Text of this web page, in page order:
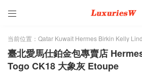

当前位置： Qatar Kuwait Hermes Birkin Kelly
臺北愛馬仕鉑金包專賣店
Togo CK18 大象灰 Etoupe